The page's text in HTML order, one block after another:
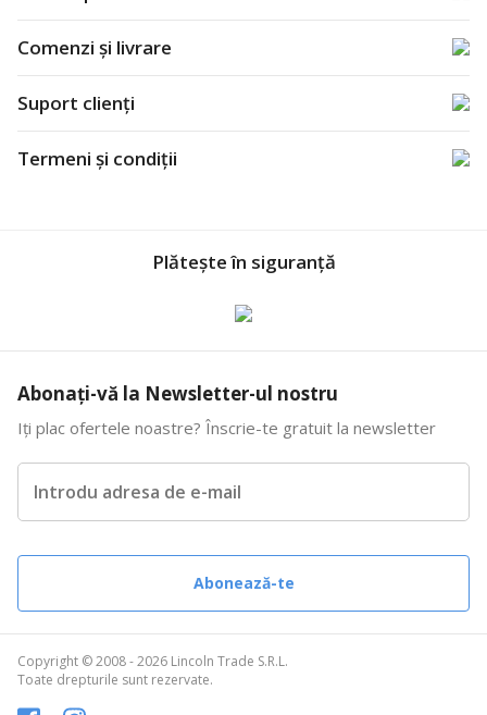
Comenzi și livrare
Suport clienți
Termeni și condiții
Plătește în siguranță
Abonați-vă la Newsletter-ul nostru
Iți plac ofertele noastre? Înscrie-te gratuit la newsletter
Introdu adresa de e-mail
Abonează-te
Copyright © 2008 - 2026 Lincoln Trade S.R.L.
Toate drepturile sunt rezervate.